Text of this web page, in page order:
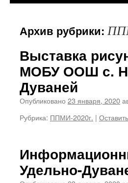
Архив рубрики:
Выставка
МОБУ ООШ с.
Дуваней
Опубликовано 23 января, 2020
Рубрика: ППМИ-2020г. |
Удельно-